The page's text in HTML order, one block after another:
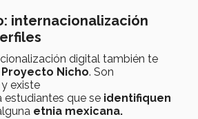
internacionalización
digital también te
Proyecto Nicho. Son
y existe
estudiantes que se identifiquen
etnia mexicana.